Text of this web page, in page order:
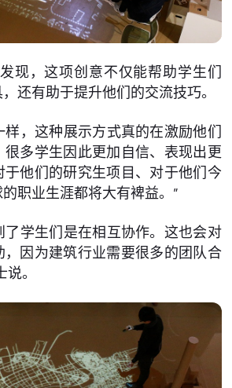
现，这项创意不仅能帮助学生们
还有助于提升他们的交流技巧。
样，这种展示方式真的在激励他们
多学生因此更加自信、表现出更
于他们的研究生项目、对于他们今
职业生涯都将大有裨益。”
了学生们是在相互协作。这也会对
，因为建筑行业需要很多的团队合
。